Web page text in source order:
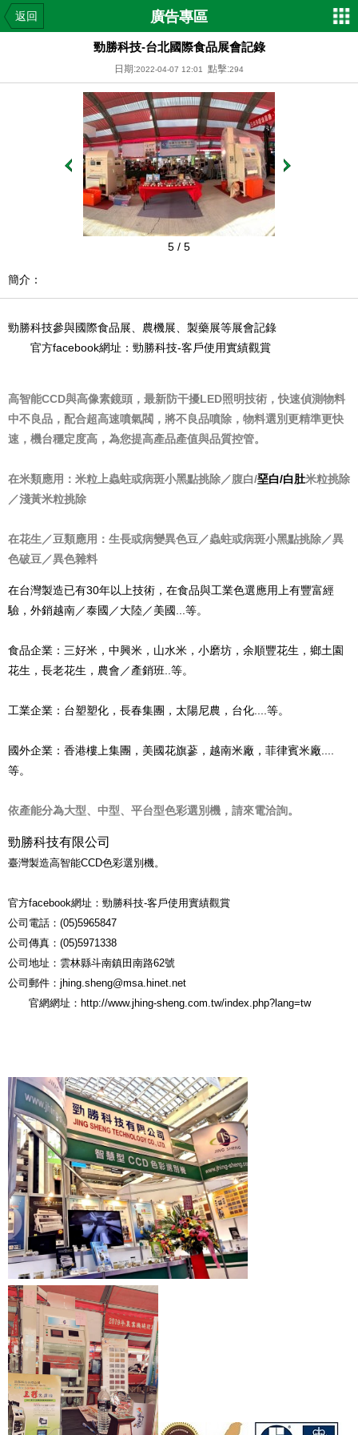
返回 廣告專區
勁勝科技-台北國際食品展會記錄
日期:2022-04-07 12:01 點擊:294
5 / 5
簡介：
勁勝科技參與國際食品展、農機展、製藥展等展會記錄
官方facebook網址： 勁勝科技-客戶使用實績觀賞
高智能CCD與高像素鏡頭，最新防干擾LED照明技術，快速偵測物料
中不良品，配合超高速噴氣閥，將不良品噴除，物料選別更精準更快
速，機台穩定度高，為您提高產品產值與品質控管。
在米類應用：米粒上蟲蛀或病斑小黑點挑除／腹白/堊白/白肚米粒挑除
／淺黃米粒挑除
在花生／豆類應用：生長或病變異色豆／蟲蛀或病斑小黑點挑除／異
色破豆／異色雜料
在台灣製造已有30年以上技術，在食品與工業色選應用上有豐富經
驗，外銷越南／泰國／大陸／美國...等。
食品企業：三好米，中興米，山水米，小磨坊，余順豐花生，鄉土園
花生，長老花生，農會／產銷班..等。
工業企業：台塑塑化，長春集團，太陽尼農，台化....等。
國外企業：香港樓上集團，美國花旗蔘，越南米廠，菲律賓米廠....
等。
依產能分為大型、中型、平台型色彩選別機，請來電洽詢。
勁勝科技有限公司
臺灣製造高智能CCD色彩選別機。
官方facebook網址： 勁勝科技-客戶使用實績觀賞
公司電話：(05)5965847
公司傳真：(05)5971338
公司地址：雲林縣斗南鎮田南路62號
公司郵件：jhing.sheng@msa.hinet.net
官網網址： http://www.jhing-sheng.com.tw/index.php?lang=tw